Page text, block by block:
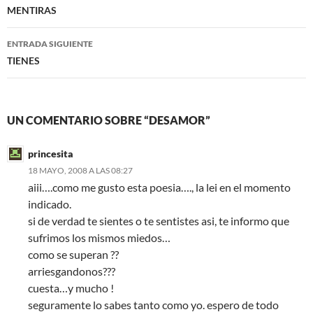
de
entradas
MENTIRAS
ENTRADA SIGUIENTE
TIENES
UN COMENTARIO SOBRE “DESAMOR”
princesita
18 MAYO, 2008 A LAS 08:27
aiii….como me gusto esta poesia…., la lei en el momento
indicado.
si de verdad te sientes o te sentistes asi, te informo que
sufrimos los mismos miedos…
como se superan ??
arriesgandonos???
cuesta…y mucho !
seguramente lo sabes tanto como yo. espero de todo